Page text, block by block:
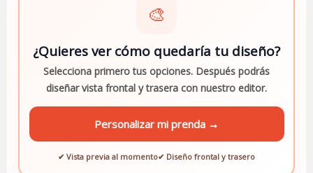
🎨
¿Quieres ver cómo quedaría tu diseño?
Selecciona primero tus opciones. Después podrás
diseñar vista frontal y trasera con nuestro editor.
Personalizar mi prenda →
✔ Vista previa al momento✔ Diseño frontal y trasero